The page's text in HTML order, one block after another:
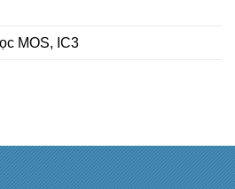
MOS, IC3